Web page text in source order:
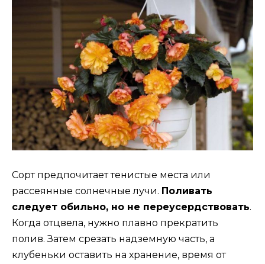
Сорт предпочитает тенистые места или
рассеянные солнечные лучи. Поливать
следует обильно, но не переусердствовать.
Когда отцвела, нужно плавно прекратить
полив. Затем срезать надземную часть, а
клубеньки оставить на хранение, время от